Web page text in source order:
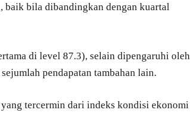
baik bila dibandingkan dengan kuartal
di level 87.3), selain dipengaruhi oleh
pendapatan tambahan lain.
tercermin dari indeks kondisi ekonomi